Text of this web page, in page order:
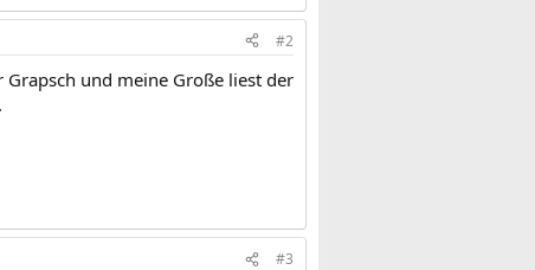
#2
und meine Große liest der
#3